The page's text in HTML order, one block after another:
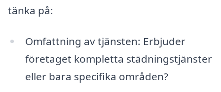
tänka på:
Omfattning av tjänsten: Erbjuder
företaget kompletta städningstjänster
eller bara specifika områden?